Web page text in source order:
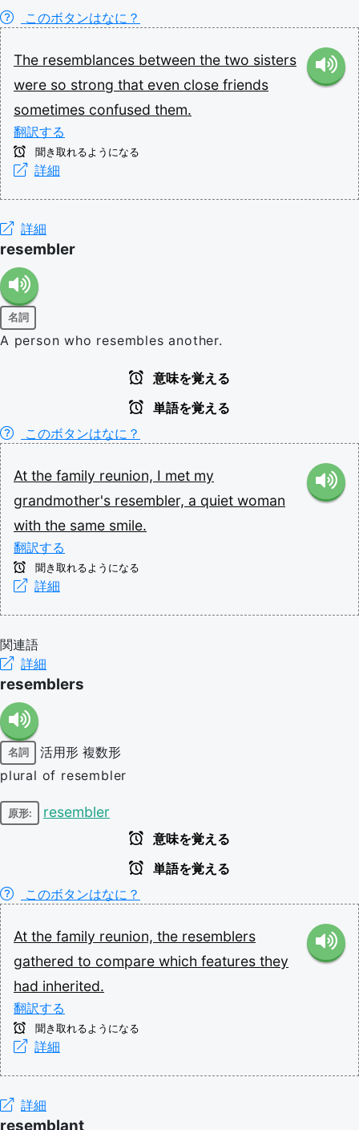
このボタンはなに？
The resemblances between the two sisters
were so strong that even close friends
sometimes confused them.
翻訳する
聞き取れるようになる
詳細
詳細
resembler
名詞
A person who resembles another.
意味を覚える
単語を覚える
このボタンはなに？
At the family reunion, I met my
grandmother's resembler, a quiet woman
with the same smile.
翻訳する
聞き取れるようになる
詳細
関連語
詳細
resemblers
名詞 活用形 複数形
plural of resembler
原形: resembler
意味を覚える
単語を覚える
このボタンはなに？
At the family reunion, the resemblers
gathered to compare which features they
had inherited.
翻訳する
聞き取れるようになる
詳細
詳細
resemblant